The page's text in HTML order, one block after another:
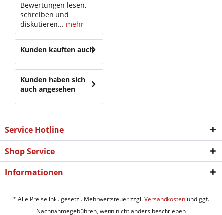
Bewertungen lesen,
schreiben und
diskutieren... mehr
Kunden kauften auch
Kunden haben sich
auch angesehen
Service Hotline
Shop Service
Informationen
* Alle Preise inkl. gesetzl. Mehrwertsteuer zzgl.Versandkosten und ggf.
Nachnahmegebühren, wenn nicht anders beschrieben